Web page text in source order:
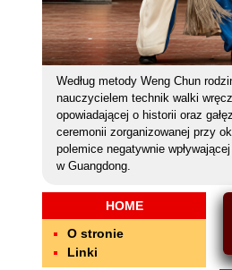
Według metody Weng Chun
nauczycielem technik walki
opowiadającej o historii oraz
ceremonii zorganizowanej przy
polemice negatywnie
w Guangdong.
HOME
O stronie
Linki